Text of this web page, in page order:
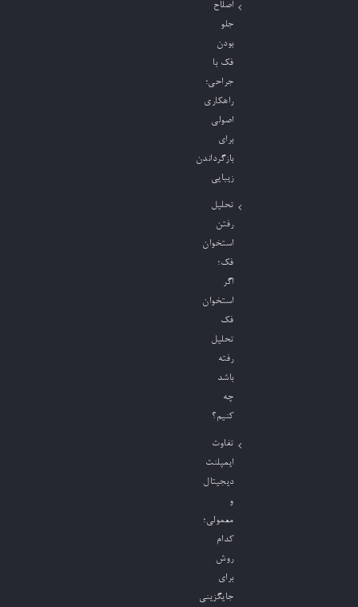
اصلاح
جلو
بودن
فک با
جراحی؛
راهکاری
اصولی
برای
بازگرداندن
زیبایی
تحلیل
رفتن
استخوان
فک؛
اگر
استخوان
فک
تحلیل
رفته
باشد
چه
کنیم؟
تفاوت
ایمپلنت
دیجیتال
و
معمولی؛
کدام
روش
برای
جایگزینی